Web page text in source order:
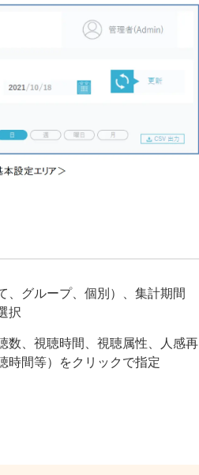
、グループ、個別）、集計期間
択
数、視聴時間、視聴属性、人感再
時間等）をクリックで指定